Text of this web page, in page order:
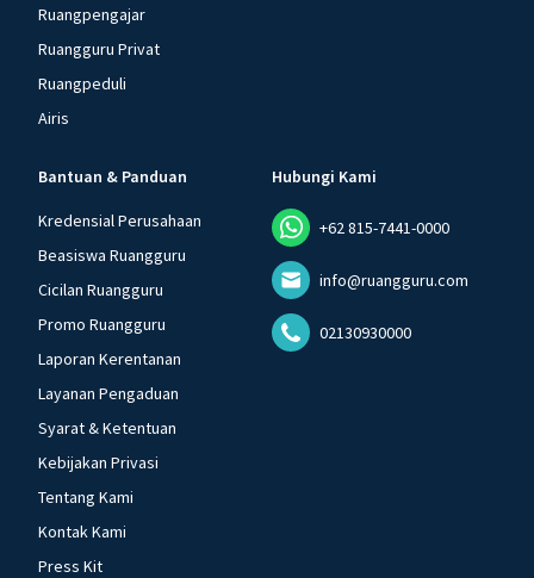
Ruangpengajar
Ruangguru Privat
Ruangpeduli
Airis
Bantuan & Panduan
Kredensial Perusahaan
Beasiswa Ruangguru
Cicilan Ruangguru
Promo Ruangguru
Laporan Kerentanan
Layanan Pengaduan
Syarat & Ketentuan
Kebijakan Privasi
Tentang Kami
Kontak Kami
Press Kit
Hubungi Kami
+62 815-7441-0000
info@ruangguru.com
02130930000